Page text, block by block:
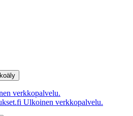
verkkopalvelu.
Ulkoinen verkkopalvelu.